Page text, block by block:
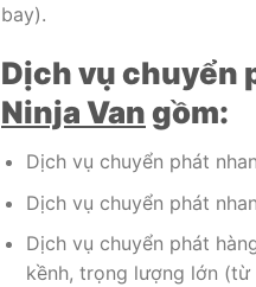
bay).
Dịch vụ chuyển
Ninja Vangồm:
Dịch vụ chuyển phát
Dịch vụ chuyển phát
Dịch vụ chuyển phát
kềnh, trọng lượng lớn (từ